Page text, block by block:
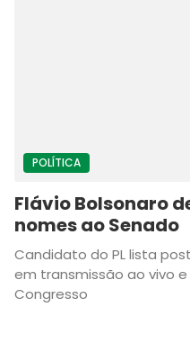
POLÍTICA
Flávio Bolsonaro
nomes ao Senado
Candidato do PL lista
em transmissão ao vivo
Congresso